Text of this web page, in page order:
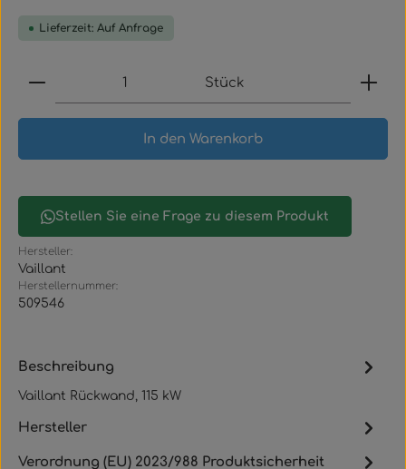
Lieferzeit: Auf Anfrage
Produkt Anzahl: Gib den gewünschten Wert
Stück
In den Warenkorb
Stellen Sie eine Frage zu diesem Produkt
Hersteller:
Vaillant
Herstellernummer:
509546
Beschreibung
Vaillant Rückwand, 115 kW
Hersteller
Verordnung (EU) 2023/988 Produktsicherheit